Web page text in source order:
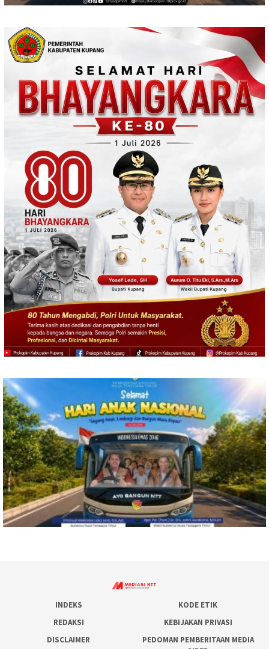
INDEKS
KODE ETIK
REDAKSI
KEBIJAKAN PRIVASI
DISCLAIMER
PEDOMAN PEMBERITAAN MEDIA